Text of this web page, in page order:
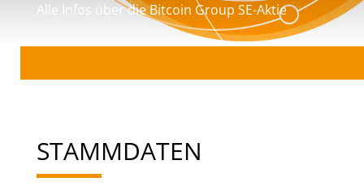
Alle Infos über die Bitcoin Group SE-Aktie
STAMMDATEN